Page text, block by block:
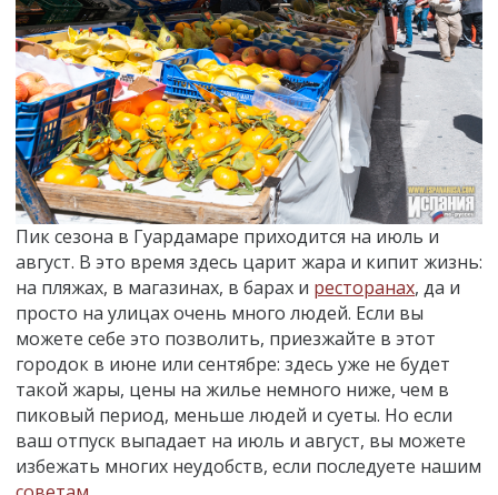
Пик сезона в Гуардамаре приходится на июль и
август. В это время здесь царит жара и кипит жизнь:
на пляжах, в магазинах, в барах и ресторанах, да и
просто на улицах очень много людей. Если вы
можете себе это позволить, приезжайте в этот
городок в июне или сентябре: здесь уже не будет
такой жары, цены на жилье немного ниже, чем в
пиковый период, меньше людей и суеты. Но если
ваш отпуск выпадает на июль и август, вы можете
избежать многих неудобств, если последуете нашим